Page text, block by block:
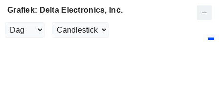
Grafiek: Delta Electronics, Inc.